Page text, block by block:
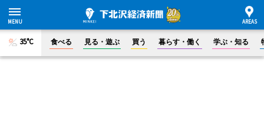
35°C 食べる 見る・遊ぶ 買う 暮らす・働く 学ぶ・知る